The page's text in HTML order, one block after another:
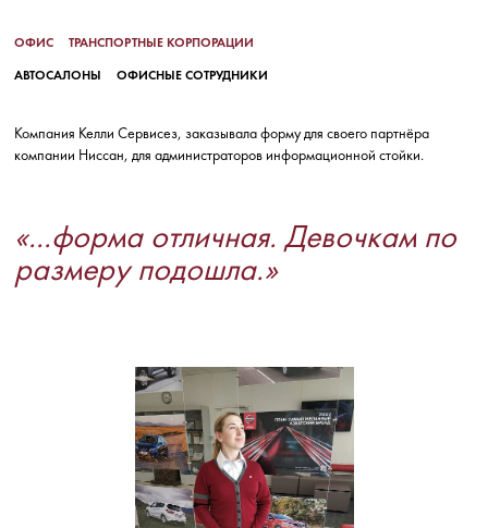
ОФИС
ТРАНСПОРТНЫЕ КОРПОРАЦИИ
АВТОСАЛОНЫ
ОФИСНЫЕ СОТРУДНИКИ
Компания Келли Сервисез, заказывала форму для своего партнёра
компании Ниссан, для администраторов информационной стойки.
«...форма отличная. Девочкам по
размеру подошла.»